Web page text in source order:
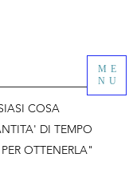
COSA
DI TEMPO
OTTENERLA"
ME
NU